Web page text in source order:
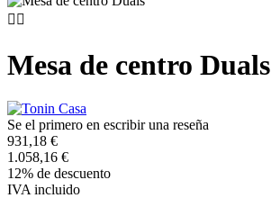
 
Mesa de centro Duals
Se el primero en escribir una reseña
931,18 €
1.058,16 €
12% de descuento
IVA incluido